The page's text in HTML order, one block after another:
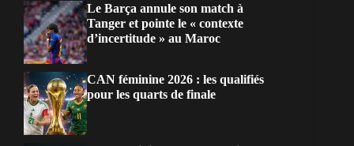
Le Barça annule son match à
Tanger et pointe le « contexte
d’incertitude » au Maroc
CAN féminine 2026 : les qualifiés
pour les quarts de finale